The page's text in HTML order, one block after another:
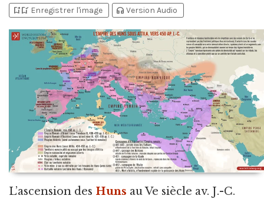
bookmark_addbookmark_added Enregistrer l'image headphones Version Audio
L’ascension des Huns au Ve siècle av. J.-C.